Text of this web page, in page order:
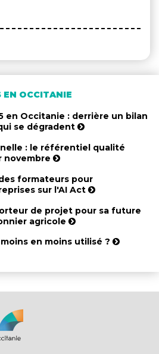
EN OCCITANIE
en Occitanie : derrière un bilan
se dégradent
: le référentiel qualité
novembre
formateurs pour
sur l'AI Act
de projet pour sa future
agricole
en moins utilisé ?